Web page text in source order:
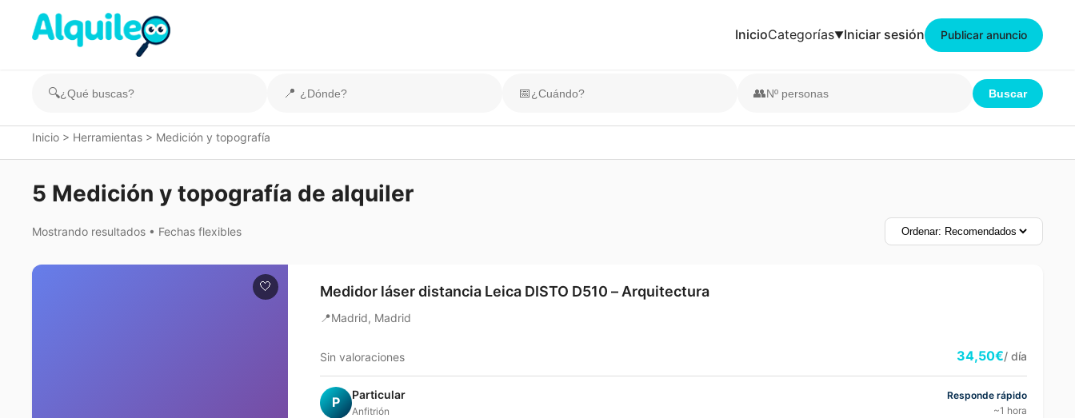
InicioCategorías Iniciar sesión Publicar anuncio
🔍 📍 📅 👥 Buscar
Inicio > Herramientas > Medición y topografía
5 Medición y topografía de alquiler
Mostrando resultados • Fechas flexibles
🤍 Medidor láser distancia Leica DISTO D510 – Arquitectura
📍Madrid, Madrid
Sin valoraciones 34,50€/ día
P Particular
Anfitrión
Responde rápido
~1 hora